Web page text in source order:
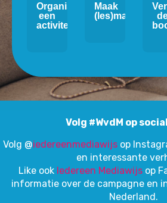
Organiseer
een
activiteit
Maak
(les)materiaal
Volg #WvdM op
Volg @iedereenmediawijs op
en interessante
Like ook Iedereen Mediawijs op
informatie over de campagne en
Nederland.